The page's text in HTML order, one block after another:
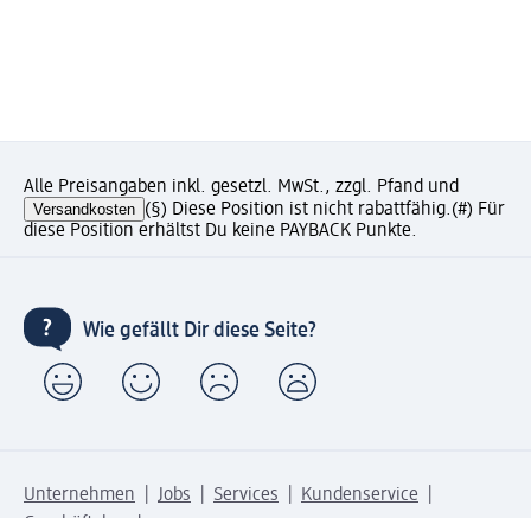
Alle Preisangaben inkl. gesetzl. MwSt., zzgl. Pfand und
Versandkosten (§) Diese Position ist nicht rabattfähig.(#) Für
diese Position erhältst Du keine PAYBACK Punkte.
Wie gefällt Dir diese Seite?
Unternehmen Jobs Services
Kundenservice